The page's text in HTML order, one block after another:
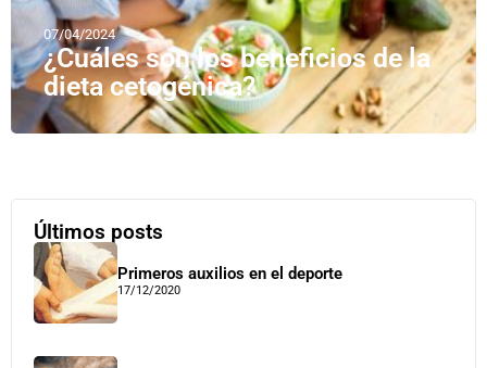
07/04/2024
¿Cuáles son los beneficios de la
dieta cetogénica?
Últimos posts
Primeros auxilios en el deporte
17/12/2020